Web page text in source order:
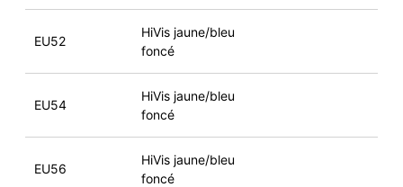
EU52
HiVis jaune/bleu
foncé
EU54
HiVis jaune/bleu
foncé
EU56
HiVis jaune/bleu
foncé